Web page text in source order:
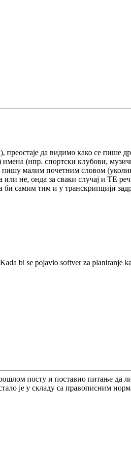
да видимо како се пише
(нпр. спортски клубови,
малим почетним словом
не, онда за сваки случај и ТЕ
самим тим и у транскрипцији
bi se pojavio softver za planiranje
посту и поставио питање да
је у складу са правописним